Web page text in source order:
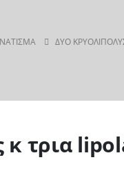
ΔΎΟ
κ τρια